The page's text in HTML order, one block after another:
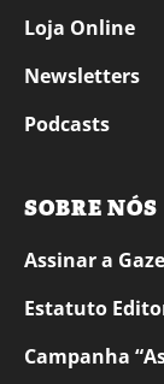
Loja Online
Newsletters
Podcasts
SOBRE NÓS
Assinar a
Estatuto
Campanha